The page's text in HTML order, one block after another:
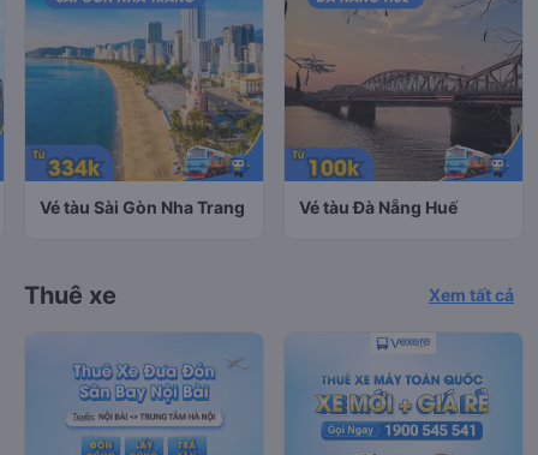
Vé tàu Sài Gòn Nha Trang Vé tàu Đà Nẵng Huế
Thuê xe Xem tất cả